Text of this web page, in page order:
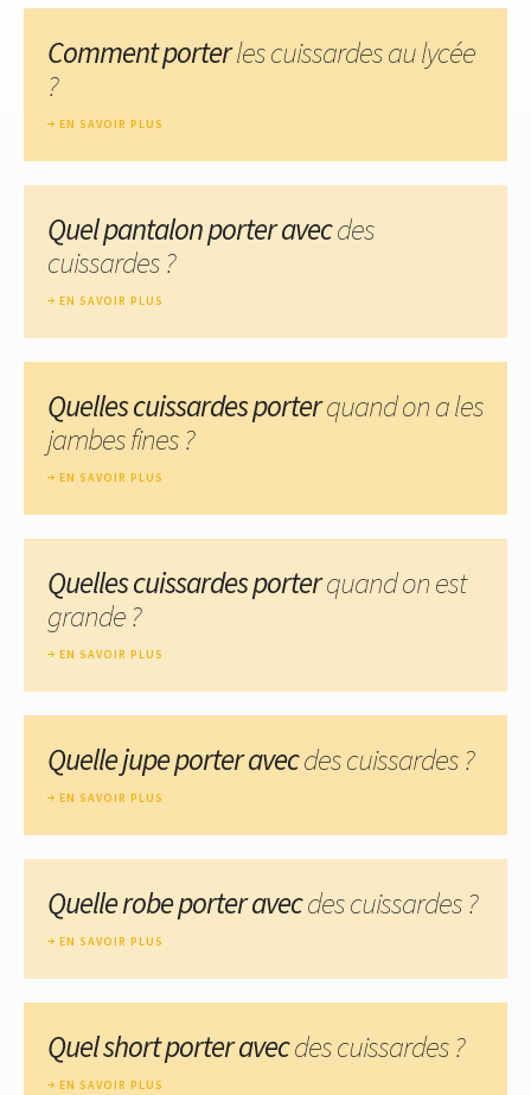
Comment porterles cuissardes au lycée
?
EN SAVOIR PLUS
Quel pantalon porter avecdes
cuissardes ?
EN SAVOIR PLUS
Quelles cuissardes porterquand on a les
jambes fines ?
EN SAVOIR PLUS
Quelles cuissardes porterquand on est
grande ?
EN SAVOIR PLUS
Quelle jupe porter avecdes cuissardes ?
EN SAVOIR PLUS
Quelle robe porter avecdes cuissardes ?
EN SAVOIR PLUS
Quel short porter avecdes cuissardes ?
EN SAVOIR PLUS